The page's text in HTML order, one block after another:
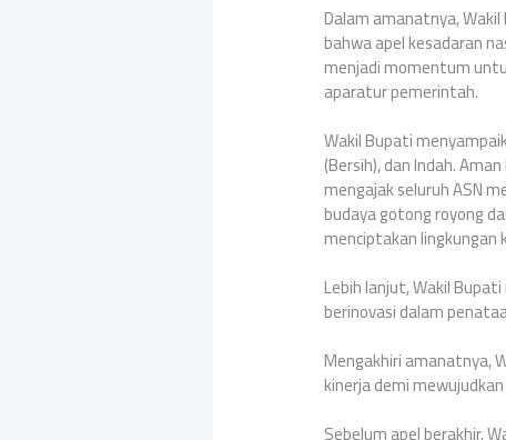
‎Dalam amanatnya,
bahwa apel kesadaran
menjadi momentum
aparatur pemerintah.
‎Wakil Bupati
(Bersih), dan Indah.
mengajak seluruh ASN
budaya gotong royong
menciptakan
‎Lebih lanjut, Wakil
berinovasi dalam
‎Mengakhiri amanatnya,
kinerja demi